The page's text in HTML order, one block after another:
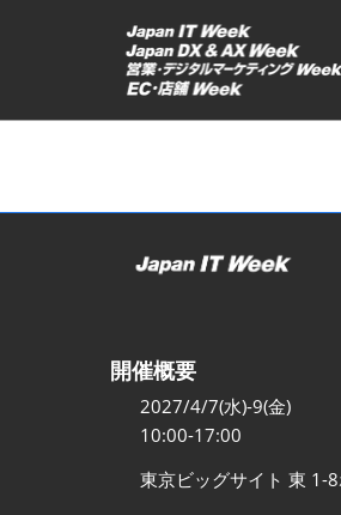
ッ
開催概要
2027/4/7(水)-9(金)
10:00-17:00
東京ビッグサイト 東 1-